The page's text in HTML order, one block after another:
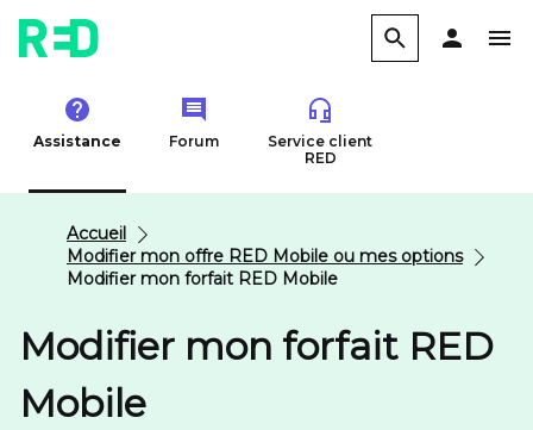
Assistance Forum
Service client
RED
Accueil
Modifier mon offre RED Mobile ou mes options
Modifier mon forfait RED Mobile
Modifier mon forfait RED
Mobile